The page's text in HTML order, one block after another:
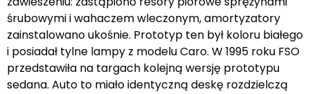
śrubowymi i wahaczem wleczonym, amortyzatory
zainstalowano ukośnie. Prototyp ten był koloru białego
i posiadał tylne lampy z modelu Caro. W 1995 roku FSO
przedstawiła na targach kolejną wersję prototypu
sedana. Auto to miało identyczną deskę rozdzielczą